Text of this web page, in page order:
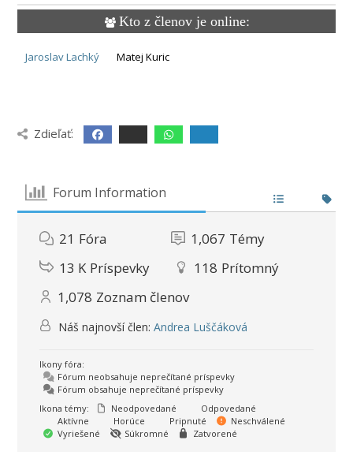
Kto z členov je online:
Jaroslav Lachký Matej Kuric
Zdieľať:
Forum Information
21 Fóra 1,067 Témy
13 K Príspevky 118 Prítomný
1,078 Zoznam členov
Náš najnovší člen:Andrea Luščáková
Ikony fóra:
Fórum neobsahuje neprečítané príspevky
Fórum obsahuje neprečítané príspevky
Ikona témy:
Neodpovedané
Odpovedané
Aktívne
Horúce Pripnuté
Neschválené
Vyriešené
Súkromné Zatvorené